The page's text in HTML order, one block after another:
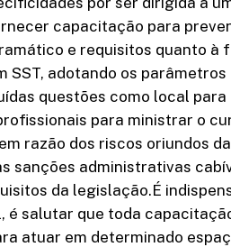
capacitação para
e requisitos quanto à
SST, adotando os
questões como local
para ministrar o
razão dos riscos oriundos
sanções administrativas
da legislação.É
é salutar que toda
atuar em determinado